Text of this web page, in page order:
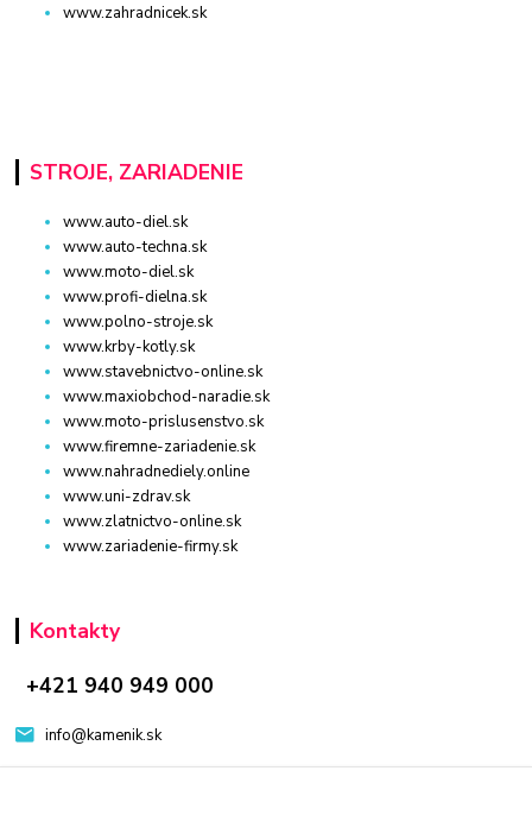
www.zahradnicek.sk
STROJE, ZARIADENIE
www.auto-diel.sk
www.auto-techna.sk
www.moto-diel.sk
www.profi-dielna.sk
www.polno-stroje.sk
www.krby-kotly.sk
www.stavebnictvo-online.sk
www.maxiobchod-naradie.sk
www.moto-prislusenstvo.sk
www.firemne-zariadenie.sk
www.nahradnediely.online
www.uni-zdrav.sk
www.zlatnictvo-online.sk
www.zariadenie-firmy.sk
Kontakty
+421 940 949 000
info@kamenik.sk